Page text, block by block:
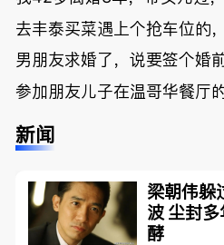
去丰泰买菜遇上个抢车位的，
男朋友求婚了，说要签个婚
参加朋友儿子在温哥华餐厅
新闻
梁朝伟躲
波 尘封
酵